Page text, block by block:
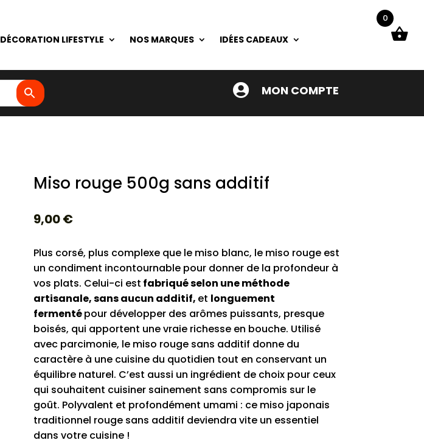
DÉCORATION LIFESTYLE NOS MARQUES IDÉES CADEAUX
 MON COMPTE
Miso rouge 500g sans additif
9,00€
Plus corsé, plus complexe que le miso blanc, le miso rouge est
un condiment incontournable pour donner de la profondeur à
vos plats. Celui-ci est fabriqué selon une méthode
artisanale, sans aucun additif, et longuement
fermentépour développer des arômes puissants, presque
boisés, qui apportent une vraie richesse en bouche. Utilisé
avec parcimonie, le miso rouge sans additif donne du
caractère à une cuisine du quotidien tout en conservant un
équilibre naturel. C’est aussi un ingrédient de choix pour ceux
qui souhaitent cuisiner sainement sans compromis sur le
goût. Polyvalent et profondément umami : ce miso japonais
traditionnel rouge sans additif deviendra vite un essentiel
dans votre cuisine !
0